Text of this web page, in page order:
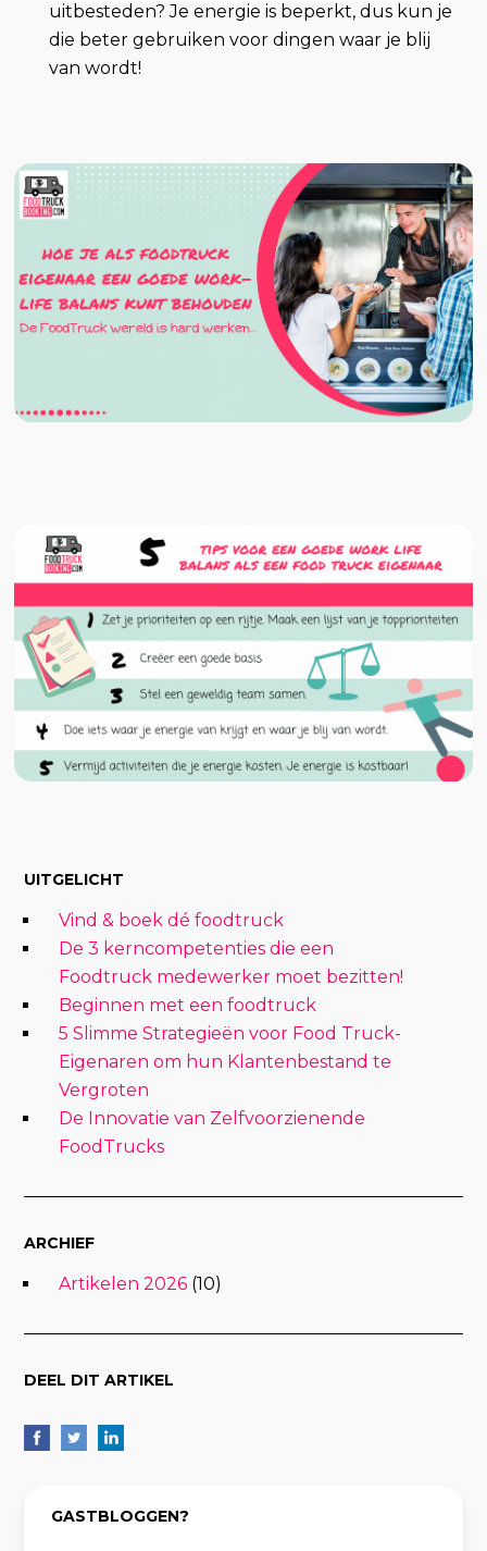
uitbesteden? Je energie is beperkt, dus kun je
die beter gebruiken voor dingen waar je blij
van wordt!
UITGELICHT
Vind & boek dé foodtruck
De 3 kerncompetenties die een
Foodtruck medewerker moet bezitten!
Beginnen met een foodtruck
5 Slimme Strategieën voor Food Truck-
Eigenaren om hun Klantenbestand te
Vergroten
De Innovatie van Zelfvoorzienende
FoodTrucks
ARCHIEF
Artikelen 2026 (10)
DEEL DIT ARTIKEL
GASTBLOGGEN?